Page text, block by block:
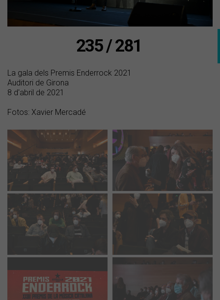
235 / 281
La gala dels Premis Enderrock 2021
Auditori de Girona
8 d'abril de 2021
Fotos: Xavier Mercadé